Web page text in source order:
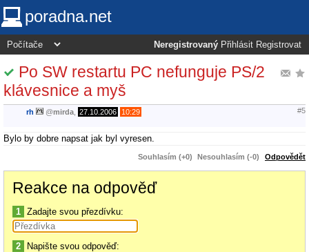
poradna.net
Neregistrovaný Přihlásit Registrovat
Po SW restartu PC nefunguje PS/2
klávesnice a myš
rh @mirda 27.10.2006 10:29 #5
Bylo by dobre napsat jak byl vyresen.
Souhlasím (+0) Nesouhlasím (-0) Odpovědět
Reakce na odpověď
1 Zadajte svou přezdívku:
2 Napište svou odpověď: